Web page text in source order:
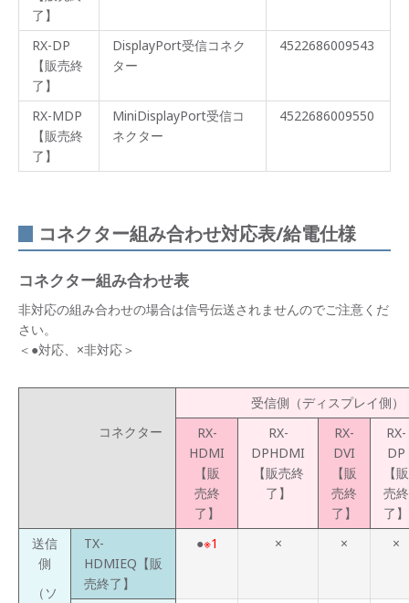
了】
RX-DP
【販売終
了】
DisplayPort受信コネク
ター
4522686009543
RX-MDP
【販売終
了】
MiniDisplayPort受信コ
ネクター
4522686009550
コネクター組み合わせ対応表/給電仕様
コネクター組み合わせ表
非対応の組み合わせの場合は信号伝送されませんのでご注意くだ
さい。
＜●対応、×非対応＞
コネクター
受信側（ディスプレイ側）
RX-
HDMI
【販
売終
了】
RX-
DPHDMI
【販売終
了】
RX-
DVI
【販
売終
了】
RX-
DP
【販
売終
了】
送信
側
（ソ
TX-
HDMIEQ【販
売終了】
●※1 × × ×